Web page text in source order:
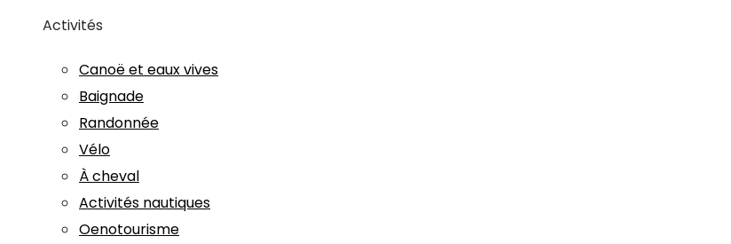
Activités
Canoë et eaux vives
Baignade
Randonnée
Vélo
À cheval
Activités nautiques
Oenotourisme